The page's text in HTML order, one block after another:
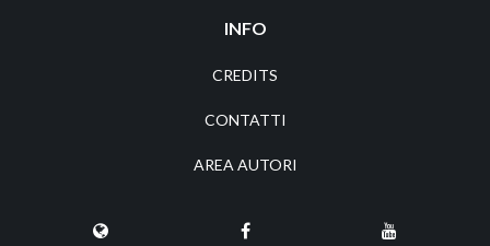
INFO
CREDITS
CONTATTI
AREA AUTORI